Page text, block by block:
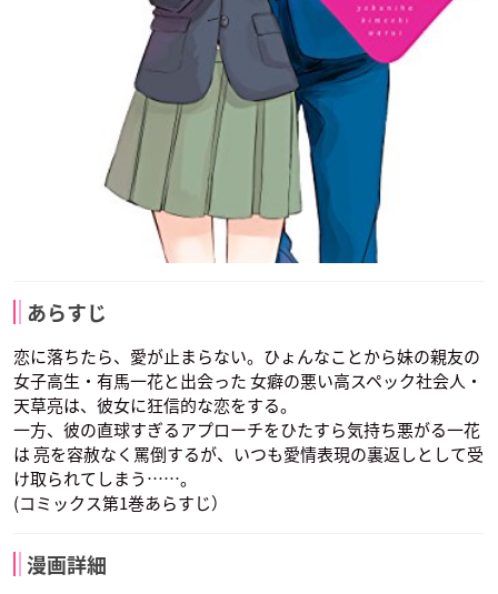
あらすじ
恋に落ちたら、愛が止まらない。ひょんなことから妹の親友の
女子高生・有馬一花と出会った 女癖の悪い高スペック社会人・
天草亮は、彼女に狂信的な恋をする。
一方、彼の直球すぎるアプローチをひたすら気持ち悪がる一花
は 亮を容赦なく罵倒するが、いつも愛情表現の裏返しとして受
け取られてしまう……。
(コミックス第1巻あらすじ）
漫画詳細